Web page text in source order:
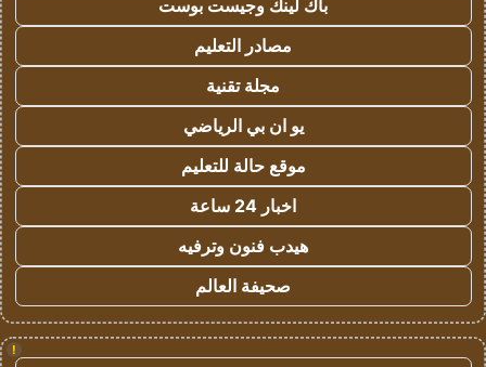
باك لينك وجيست بوست
مصادر التعليم
مجلة تقنية
يو ان بي الرياضي
موقع حالة للتعليم
اخبار 24 ساعة
هيدب فنون وترفيه
صحيفة العالم
!